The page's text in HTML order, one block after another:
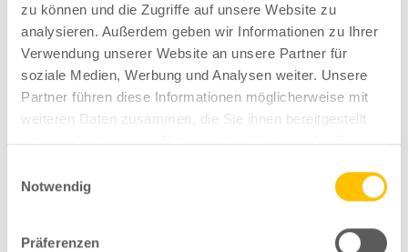
zu können und die Zugriffe auf unsere Website zu
analysieren. Außerdem geben wir Informationen zu Ihrer
Verwendung unserer Website an unsere Partner für
soziale Medien, Werbung und Analysen weiter. Unsere
Partner führen diese Informationen möglicherweise mit
weiteren Daten zusammen, die Sie ihnen bereitgestellt
haben oder die sie im Rahmen Ihrer Nutzung der Dienste
Notwendig
Präferenzen
Vor- und Nachname
E-Mail-Adresse